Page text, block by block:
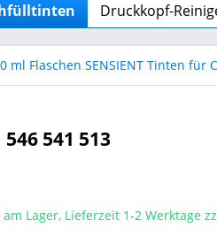
Druckkopf-
ml Flaschen SENSIENT Tinten für
541 513
Lager, Lieferzeit 1-2 Werktage